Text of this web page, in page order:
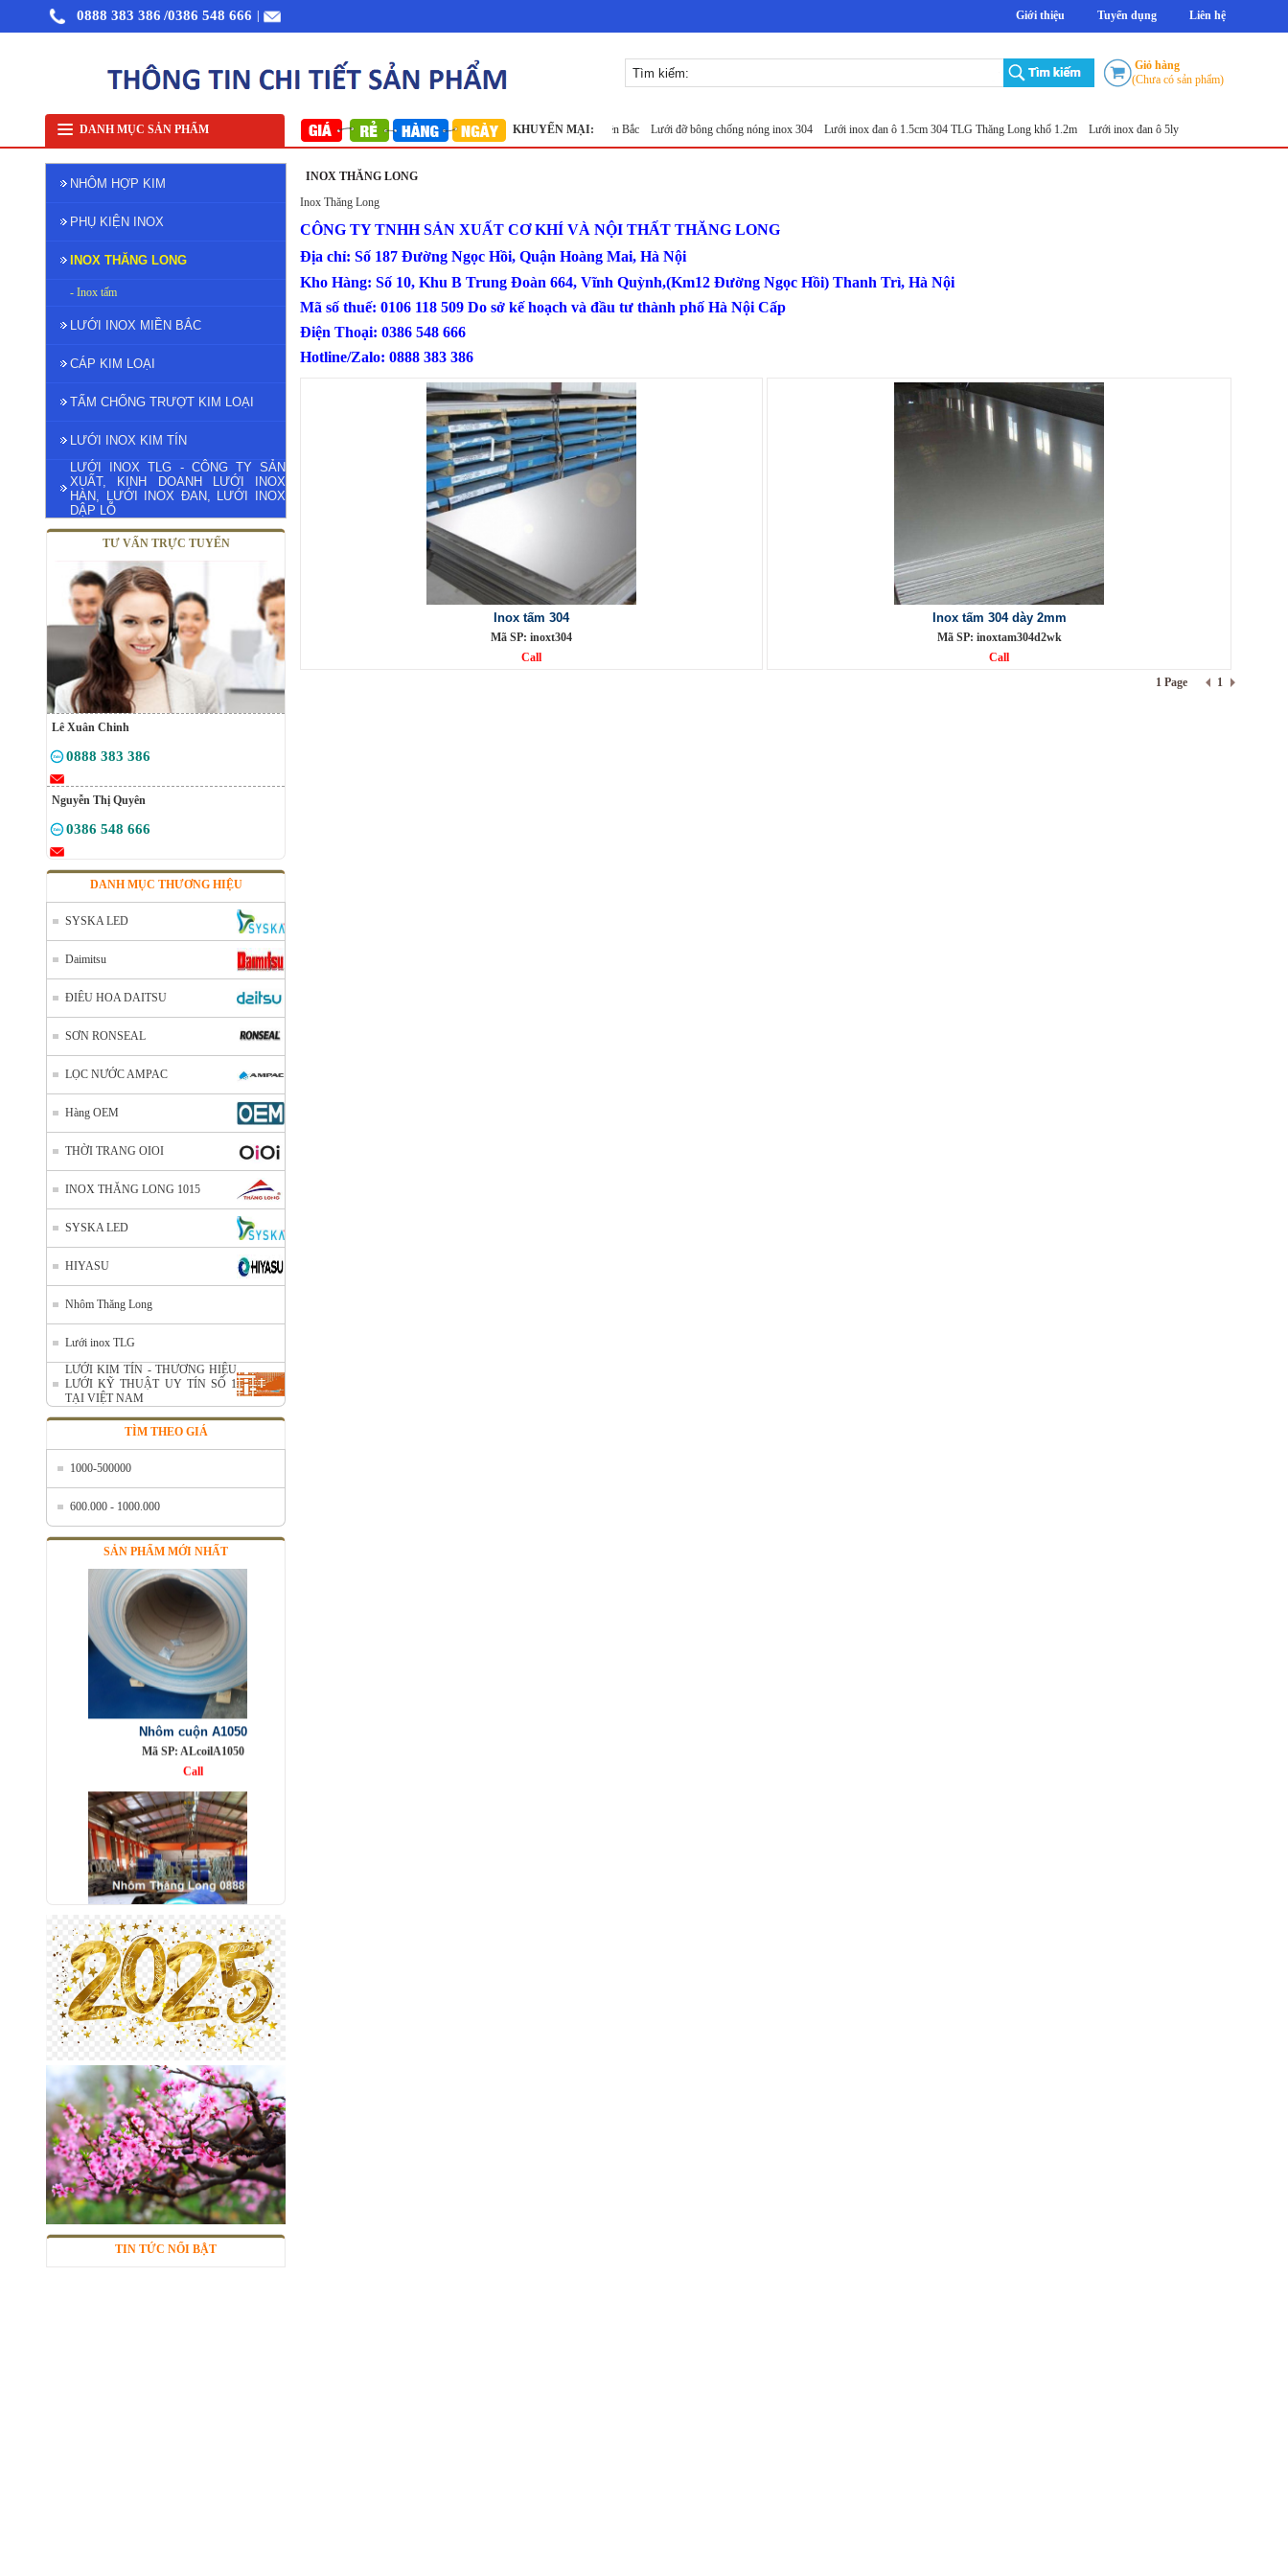
0888 383 386 /0386 548 666 Giới thiệu Tuyển dụng Liên hệ
Giỏ hàng
(Chưa có sản phẩm)
DANH MỤC SẢN PHẨM KHUYẾN MẠI:
Nhôm cuộn cắt lẻ Nhôm cuộn A1050 Nhôm bảo ôn cuộn mỏng A1050 Lưới inox 304 Lưới inox Miền Bắc Lưới đỡ bông chống nóng inox 304 Lưới inox đan ô 1.5cm 304 TLG Thăng Long khổ 1.2m Lưới inox đan ô 5ly Lưới đục lỗ tròn
NHÔM HỢP KIM
PHỤ KIỆN INOX
INOX THĂNG LONG
- Inox tấm
LƯỚI INOX MIỀN BẮC
CÁP KIM LOẠI
TẤM CHỐNG TRƯỢT KIM LOẠI
LƯỚI INOX KIM TÍN
LƯỚI INOX TLG - CÔNG TY SẢN
XUẤT, KINH DOANH LƯỚI INOX
HÀN, LƯỚI INOX ĐAN, LƯỚI INOX
DẬP LỖ
TƯ VẤN TRỰC TUYẾN
Lê Xuân Chinh
0888 383 386
Nguyễn Thị Quyên
0386 548 666
DANH MỤC THƯƠNG HIỆU
SYSKA LED
Daimitsu
ĐIÊU HOA DAITSU
SƠN RONSEAL
LỌC NƯỚC AMPAC
Hàng OEM
THỜI TRANG OIOI
INOX THĂNG LONG 1015
SYSKA LED
HIYASU
Nhôm Thăng Long
Lưới inox TLG
LƯỚI KIM TÍN - THƯƠNG HIỆU
LƯỚI KỸ THUẬT UY TÍN SỐ 1
TẠI VIỆT NAM
TÌM THEO GIÁ
1000-500000
600.000 - 1000.000
SẢN PHẨM MỚI NHẤT
Nhôm cuộn cắt lẻ
Mã SP: AcuonceYC
Nhôm cuộn A1050
Mã SP: ALcoilA1050
Call
Nhôm bảo ôn cuộn mỏng A1050
Mã SP: AbaoonA1050
Call
TIN TỨC NỔI BẬT
INOX THĂNG LONG
Inox Thăng Long
CÔNG TY TNHH SẢN XUẤT CƠ KHÍ VÀ NỘI THẤT THĂNG LONG
Địa chỉ: Số 187 Đường Ngọc Hồi, Quận Hoàng Mai, Hà Nội
Kho Hàng: Số 10, Khu B Trung Đoàn 664, Vĩnh Quỳnh,(Km12 Đường Ngọc Hồi) Thanh Trì, Hà Nội
Mã số thuế: 0106 118 509 Do sở kế hoạch và đầu tư thành phố Hà Nội Cấp
Điện Thoại: 0386 548 666
Hotline/Zalo: 0888 383 386
Inox tấm 304
Mã SP: inoxt304
Call
Inox tấm 304 dày 2mm
Mã SP: inoxtam304d2wk
Call
1 Page
1